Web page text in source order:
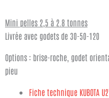
Mini pelles 2,5 à 2.8 tonnes
Livrée avec godets de 30-50-120
Options : brise-roche, godet
pieu
Fiche technique KUBOTA